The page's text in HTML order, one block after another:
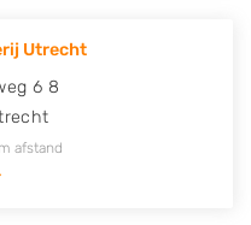
Utrecht
6 8
afstand